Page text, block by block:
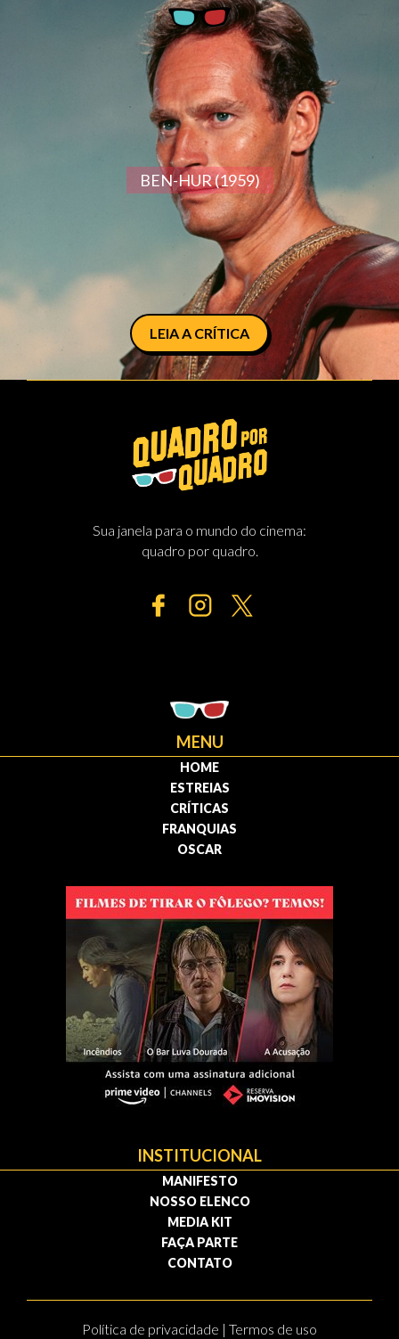
BEN-HUR (1959)
LEIA A CRÍTICA
Sua janela para o mundo do cinema:
quadro por quadro.
MENU
HOME
ESTREIAS
CRÍTICAS
FRANQUIAS
OSCAR
INSTITUCIONAL
MANIFESTO
NOSSO ELENCO
MEDIA KIT
FAÇA PARTE
CONTATO
Política de privacidade | Termos de uso